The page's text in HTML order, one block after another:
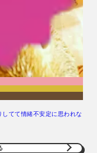
てて情緒不安定に思われな